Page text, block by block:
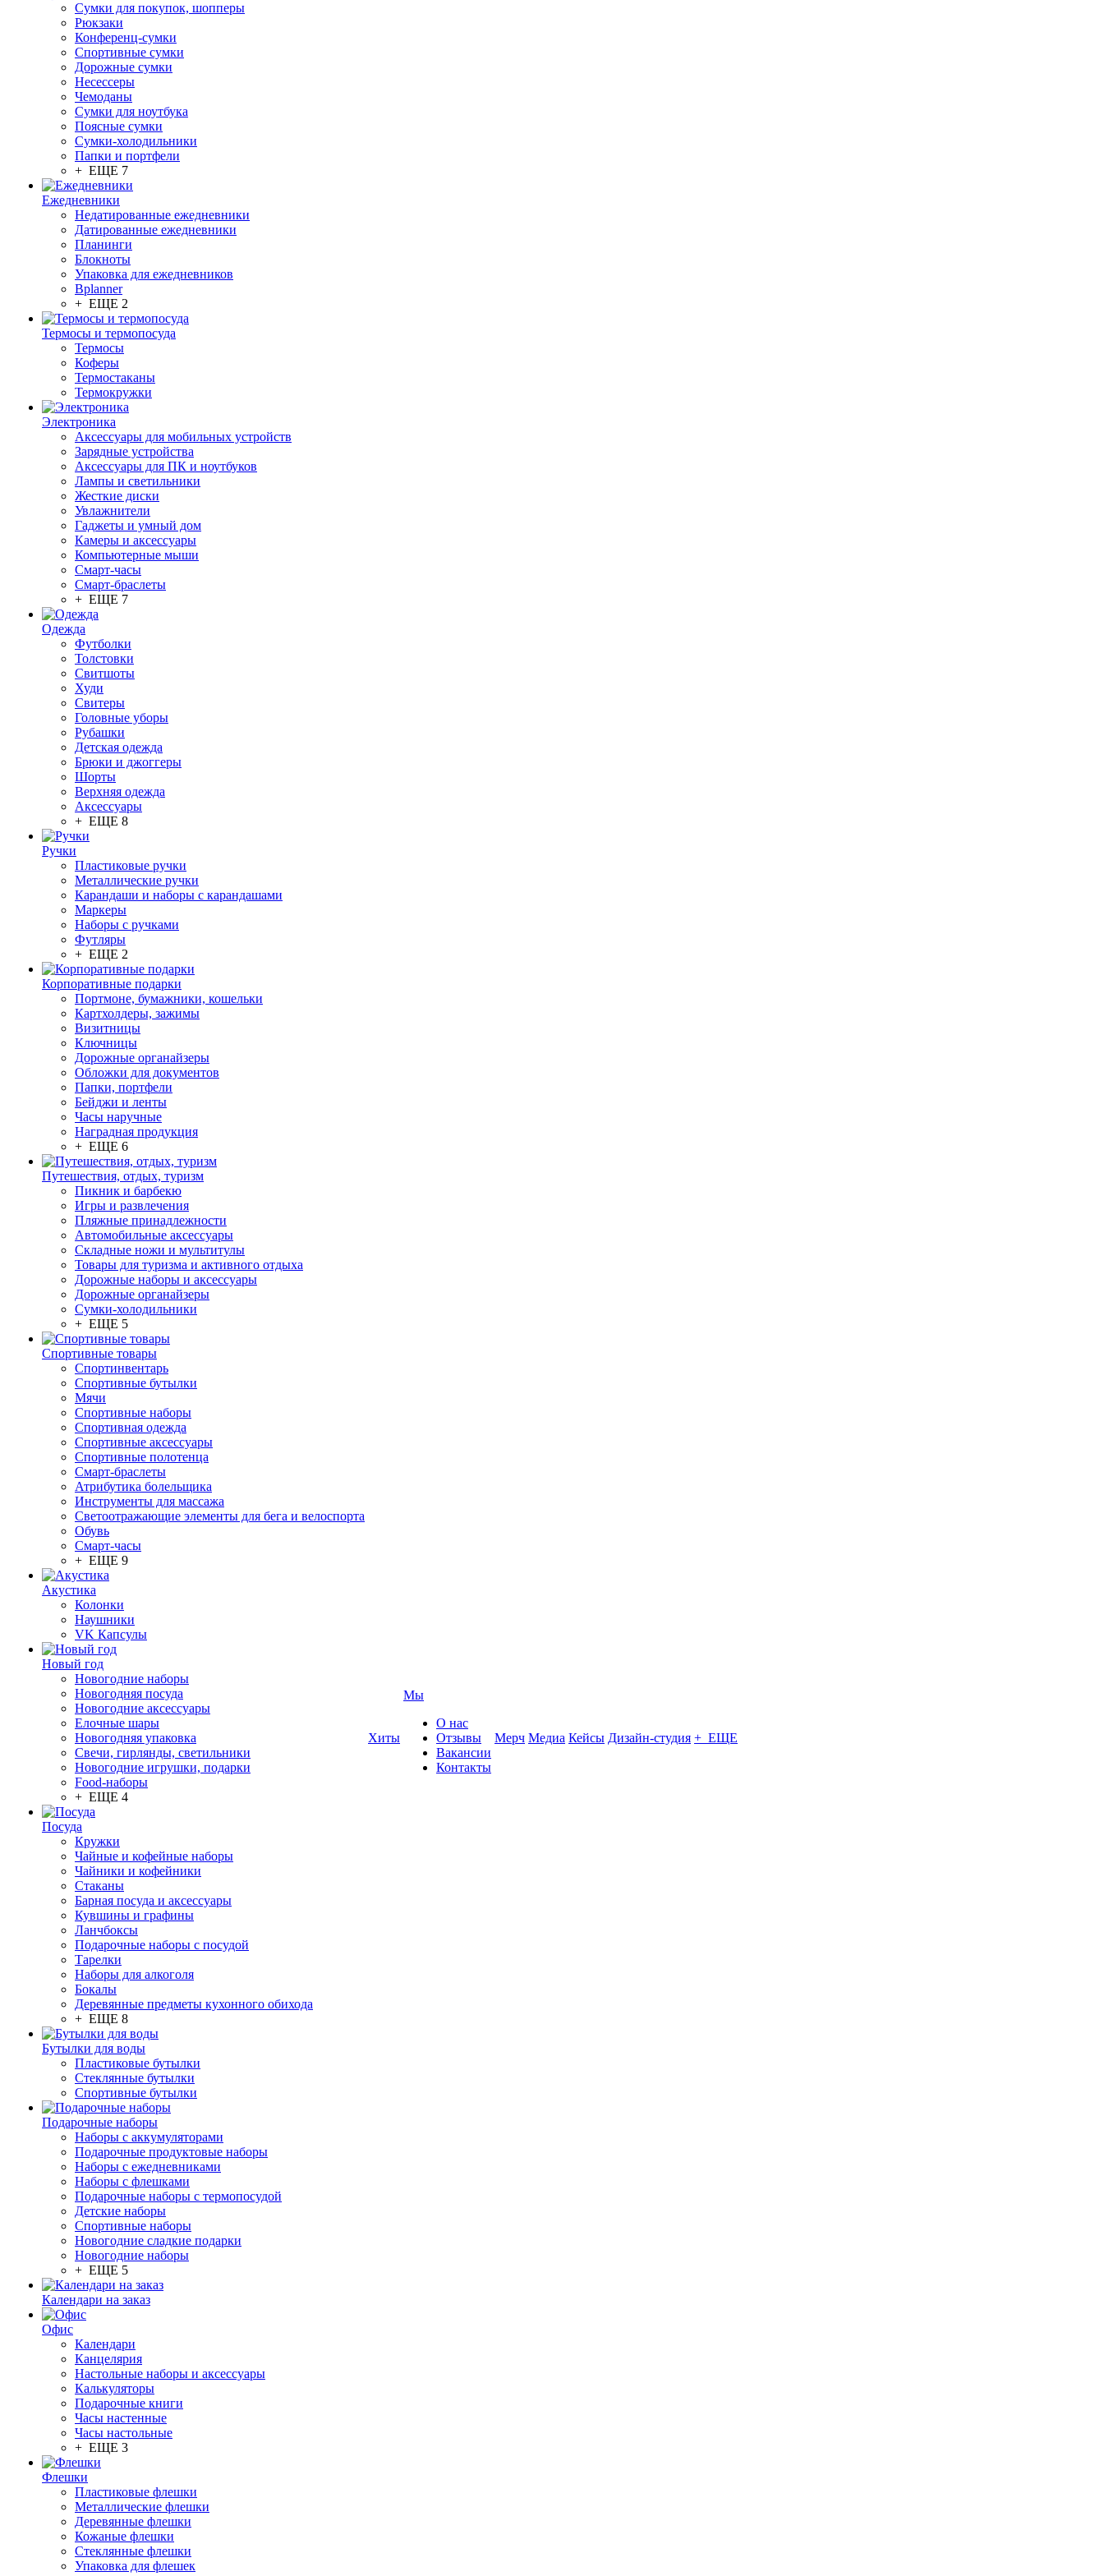
Сумки для покупок, шопперы
Рюкзаки
Конференц-сумки
Спортивные сумки
Дорожные сумки
Несессеры
Чемоданы
Сумки для ноутбука
Поясные сумки
Сумки-холодильники
Папки и портфели
+ ЕЩЕ 7
Ежедневники
Недатированные ежедневники
Датированные ежедневники
Планинги
Блокноты
Упаковка для ежедневников
Bplanner
+ ЕЩЕ 2
Термосы и термопосуда
Термосы
Коферы
Термостаканы
Термокружки
Электроника
Аксессуары для мобильных устройств
Зарядные устройства
Аксессуары для ПК и ноутбуков
Лампы и светильники
Жесткие диски
Увлажнители
Гаджеты и умный дом
Камеры и аксессуары
Компьютерные мыши
Смарт-часы
Смарт-браслеты
+ ЕЩЕ 7
Одежда
Футболки
Толстовки
Свитшоты
Худи
Свитеры
Головные уборы
Рубашки
Детская одежда
Брюки и джоггеры
Шорты
Верхняя одежда
Аксессуары
+ ЕЩЕ 8
Ручки
Пластиковые ручки
Металлические ручки
Карандаши и наборы с карандашами
Маркеры
Наборы с ручками
Футляры
+ ЕЩЕ 2
Корпоративные подарки
Портмоне, бумажники, кошельки
Картхолдеры, зажимы
Визитницы
Ключницы
Дорожные органайзеры
Обложки для документов
Папки, портфели
Бейджи и ленты
Часы наручные
Наградная продукция
+ ЕЩЕ 6
Путешествия, отдых, туризм
Пикник и барбекю
Игры и развлечения
Пляжные принадлежности
Автомобильные аксессуары
Складные ножи и мультитулы
Товары для туризма и активного отдыха
Дорожные наборы и аксессуары
Дорожные органайзеры
Сумки-холодильники
+ ЕЩЕ 5
Спортивные товары
Спортинвентарь
Спортивные бутылки
Мячи
Спортивные наборы
Спортивная одежда
Спортивные аксессуары
Спортивные полотенца
Смарт-браслеты
Атрибутика болельщика
Инструменты для массажа
Светоотражающие элементы для бега и велоспорта
Обувь
Смарт-часы
+ ЕЩЕ 9
Акустика
Колонки
Наушники
VK Капсулы
Новый год
Новогодние наборы
Новогодняя посуда
Новогодние аксессуары
Елочные шары
Новогодняя упаковка
Свечи, гирлянды, светильники
Новогодние игрушки, подарки
Food-наборы
+ ЕЩЕ 4
Посуда
Кружки
Чайные и кофейные наборы
Чайники и кофейники
Стаканы
Барная посуда и аксессуары
Кувшины и графины
Ланчбоксы
Подарочные наборы с посудой
Тарелки
Наборы для алкоголя
Бокалы
Деревянные предметы кухонного обихода
+ ЕЩЕ 8
Бутылки для воды
Пластиковые бутылки
Стеклянные бутылки
Спортивные бутылки
Подарочные наборы
Наборы с аккумуляторами
Подарочные продуктовые наборы
Наборы с ежедневниками
Наборы с флешками
Подарочные наборы с термопосудой
Детские наборы
Спортивные наборы
Новогодние сладкие подарки
Новогодние наборы
+ ЕЩЕ 5
Календари на заказ
Офис
Календари
Канцелярия
Настольные наборы и аксессуары
Калькуляторы
Подарочные книги
Часы настенные
Часы настольные
+ ЕЩЕ 3
Флешки
Пластиковые флешки
Металлические флешки
Деревянные флешки
Кожаные флешки
Стеклянные флешки
Упаковка для флешек
Хиты
Мы
О нас
Отзывы
Вакансии
Контакты
Мерч Медиа Кейсы Дизайн-студия + ЕЩЕ